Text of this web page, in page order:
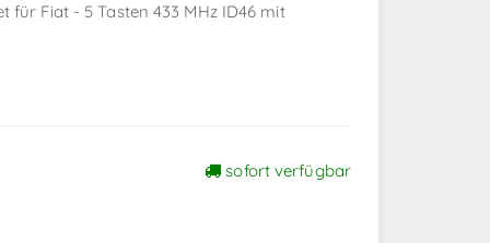
für Fiat - 5 Tasten 433 MHz ID46 mit
sofort verfügbar